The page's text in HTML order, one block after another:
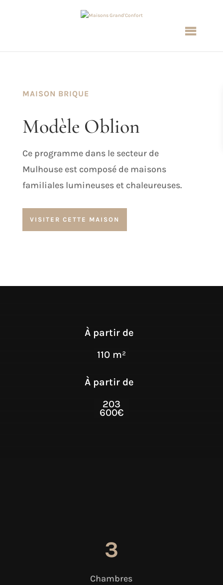
MAISON BRIQUE
Modèle Oblion
Ce programme dans le secteur de
Mulhouse est composé de maisons
familiales lumineuses et chaleureuses.
VISITER CETTE MAISON
À partir de
110 m²
À partir de
203
600€
3
Chambres